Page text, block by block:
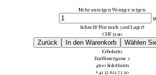
Mehr anzeigenWeniger zeigen
Schnell! Nur noch 3 auf Lager!
CHF31.90
Zurück In den Warenkorb Wählen
Erbolario
Barfüssergasse 2
4500 Solothurn
+41 32 621 72 20